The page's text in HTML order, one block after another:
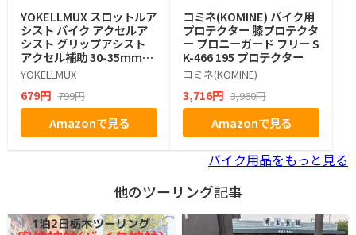
YOKELLMUX スロットルア
シスト バイク アクセルア
シスト グリップアシスト
アクセル補助 30-35ｍｍ径
対応 耐久性 1個入り
YOKELLMUX
679円 799円
Amazonで見る
コミネ(KOMINE) バイク用
プロテクター 膝プロテクタ
ー プロニーガード フリー S
K-466 195 プロテクター
コミネ(KOMINE)
3,716円 3,960円
Amazonで見る
バイク用品をもっと見る
他のツーリング記事